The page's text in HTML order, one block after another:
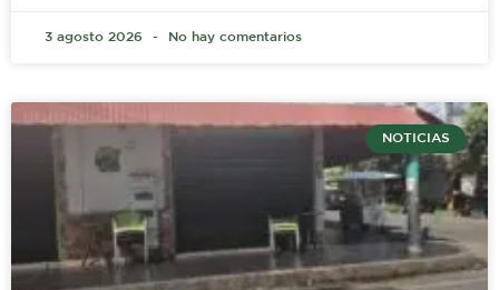
3 agosto 2026 No hay comentarios
NOTICIAS